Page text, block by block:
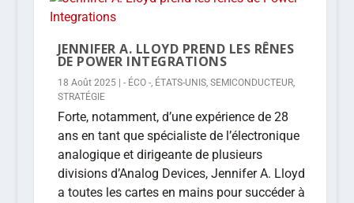
JENNIFER A. LLOYD PREND LES RÊNES
DE POWER INTEGRATIONS
18 Août 2025| - ÉCO -, ÉTATS-UNIS, SEMICONDUCTEUR,
STRATÉGIE
Forte, notamment, d’une expérience de 28
ans en tant que spécialiste de l’électronique
analogique et dirigeante de plusieurs
divisions d’Analog Devices, Jennifer A. Lloyd
a toutes les cartes en mains pour succéder à